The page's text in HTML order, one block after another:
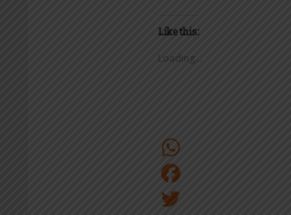
Like this:
Loading...
WhatsApp
Facebook